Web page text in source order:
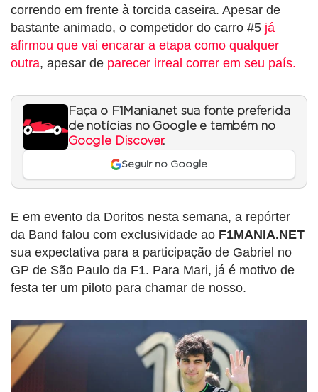
correndo em frente à torcida caseira. Apesar de
bastante animado, o competidor do carro #5 já
afirmou que vai encarar a etapa como qualquer
outra, apesar de parecer irreal correr em seu país.
Faça o F1Mania.net sua fonte preferida
de notícias no Google e também no
Google Discover.
Seguir no Google
E em evento da Doritos nesta semana, a repórter
da Band falou com exclusividade ao F1MANIA.NET
sua expectativa para a participação de Gabriel no
GP de São Paulo da F1. Para Mari, já é motivo de
festa ter um piloto para chamar de nosso.